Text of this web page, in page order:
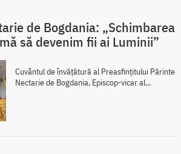
de Bogdania: „Schimbarea
să devenim fii ai Luminii”
Cuvântul de învățătură al Preasfințitului Părinte
Nectarie de Bogdania, Episcop-vicar al...